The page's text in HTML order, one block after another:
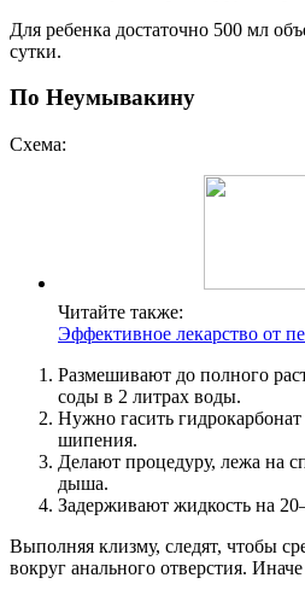
Для ребенка достаточно 500 мл
сутки.
По Неумывакину
Схема:
Читайте также:
Эффективное лекарство от
Размешивают до полного
соды в 2 литрах воды.
Нужно гасить
шипения.
Делают процедуру, лежа на
дыша.
Задерживают жидкость на
Выполняя клизму, следят, чтобы
вокруг анального отверстия.